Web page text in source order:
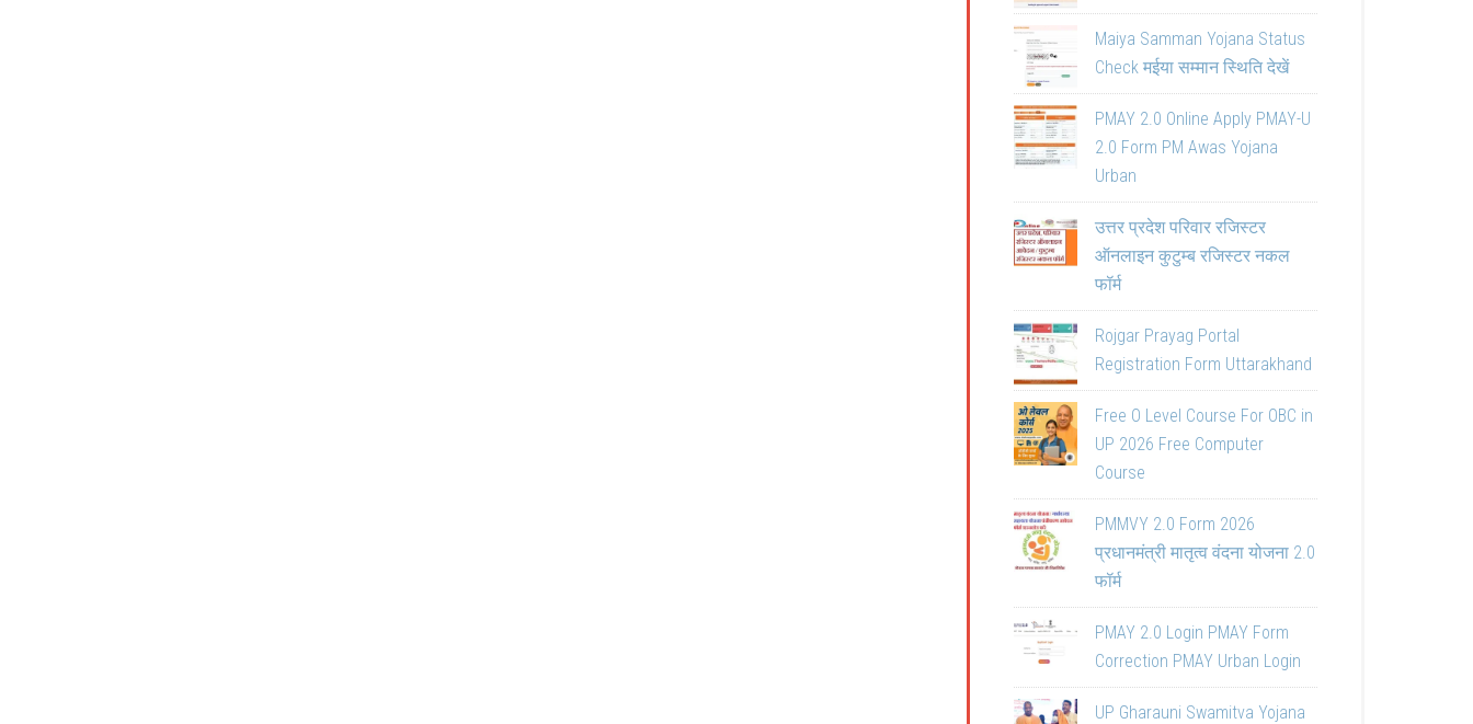
Maiya Samman Yojana Status
Check मईया सम्मान स्थिति देखें
PMAY 2.0 Online Apply PMAY-U
2.0 Form PM Awas Yojana
Urban
उत्तर प्रदेश परिवार रजिस्टर
ऑनलाइन कुटुम्ब रजिस्टर नकल
फॉर्म
Rojgar Prayag Portal
Registration Form Uttarakhand
Free O Level Course For OBC in
UP 2026 Free Computer
Course
PMMVY 2.0 Form 2026
प्रधानमंत्री मातृत्व वंदना योजना 2.0
फॉर्म
PMAY 2.0 Login PMAY Form
Correction PMAY Urban Login
UP Gharauni Swamitva Yojana